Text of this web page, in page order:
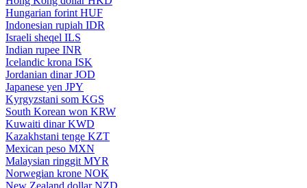
Hungarian forint HUF
Indonesian rupiah IDR
Israeli sheqel ILS
Indian rupee INR
Icelandic krona ISK
Jordanian dinar JOD
Japanese yen JPY
Kyrgyzstani som KGS
South Korean won KRW
Kuwaiti dinar KWD
Kazakhstani tenge KZT
Mexican peso MXN
Malaysian ringgit MYR
Norwegian krone NOK